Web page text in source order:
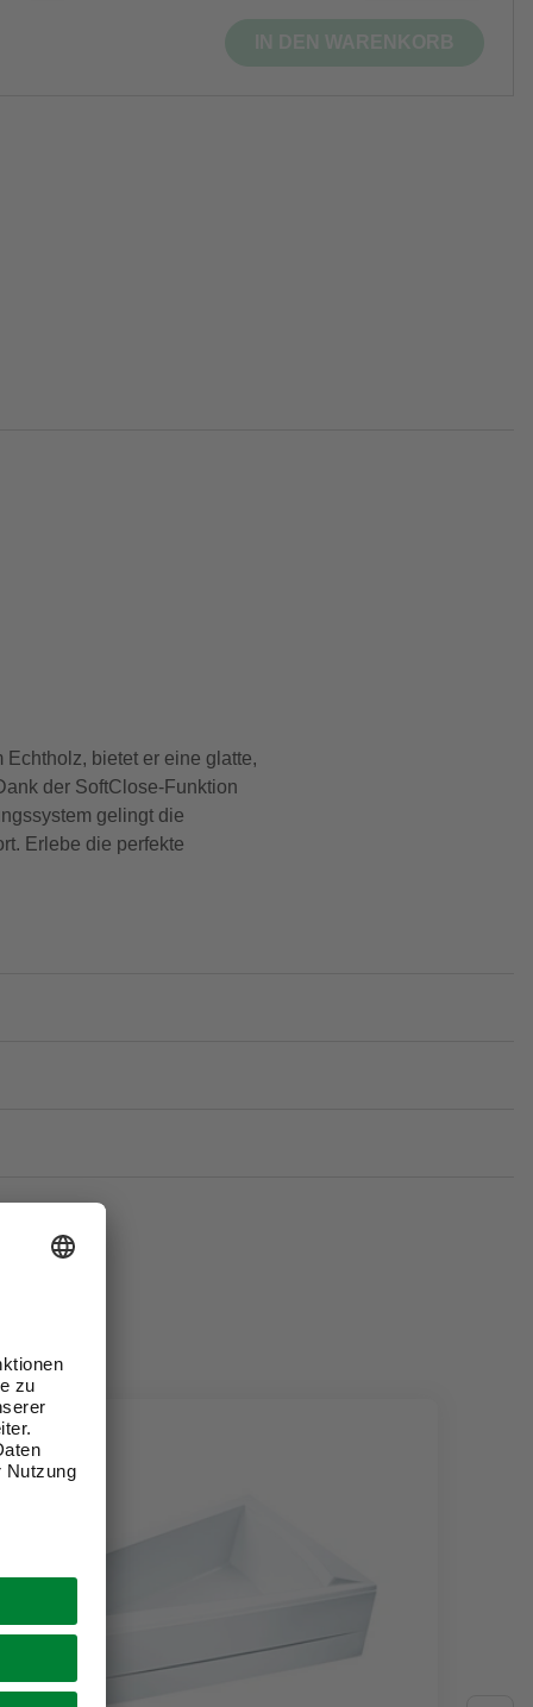
bietet er eine glatte,
der SoftClose-Funktion
gelingt die
Erlebe die perfekte